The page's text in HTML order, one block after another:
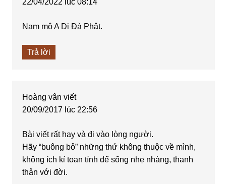
22/04/2022 lúc 08:14
Nam mô A Di Đà Phật.
Trả lời
Hoàng vân viết
20/09/2017 lúc 22:56
Bài viết rất hay và đi vào lòng người.
Hãy “buông bỏ” những thứ không thuộc về mình,
không ích kỉ toan tính để sống nhẹ nhàng, thanh
thản với đời.